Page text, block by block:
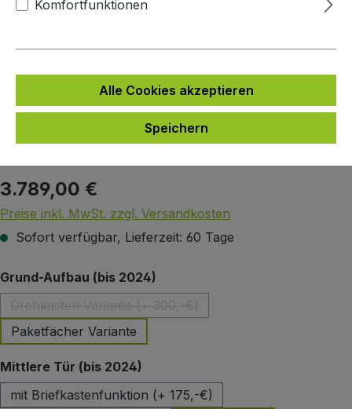
Regulärer Preis:
3.789,00 €
Preise inkl. MwSt. zzgl. Versandkosten
Sofort verfügbar, Lieferzeit: 60 Tage
Grund-Aufbau (bis 2024)
(Diese Option ist zurzeit nicht verfügbar.)
Paketfächer Variante
Mittlere Tür (bis 2024)
mit Briefkastenfunktion (+ 175,-€)
Komfortfunktionen
Alle Cookies akzeptieren
Speichern